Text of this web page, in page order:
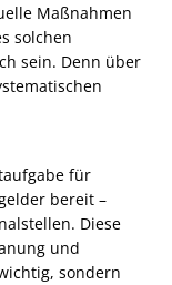
Maßnahmen
solchen
sein. Denn über
für
bereit –
Diese
und
sondern